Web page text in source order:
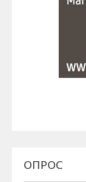
ОПРОС